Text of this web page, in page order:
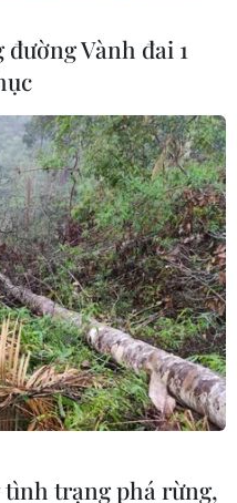
đẩy quan hệ
Phi
duy nhất tại châu Phi
“đối tác vì hợp tác và
mại lớn nhất của Việt
Vành đai 1
trạng phá rừng,